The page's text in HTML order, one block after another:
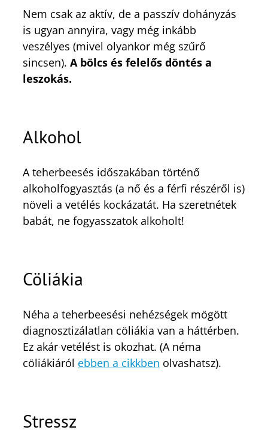
Nem csak az aktív, de a passzív dohányzás
is ugyan annyira, vagy még inkább
veszélyes (mivel olyankor még szűrő
sincsen). A bölcs és felelős döntés a
leszokás.
Alkohol
A teherbeesés időszakában történő
alkoholfogyasztás (a nő és a férfi részéről is)
növeli a vetélés kockázatát. Ha szeretnétek
babát, ne fogyasszatok alkoholt!
Cöliákia
Néha a teherbeesési nehézségek mögött
diagnosztizálatlan cöliákia van a háttérben.
Ez akár vetélést is okozhat. (A néma
cöliákiáról ebben a cikkben olvashatsz).
Stressz